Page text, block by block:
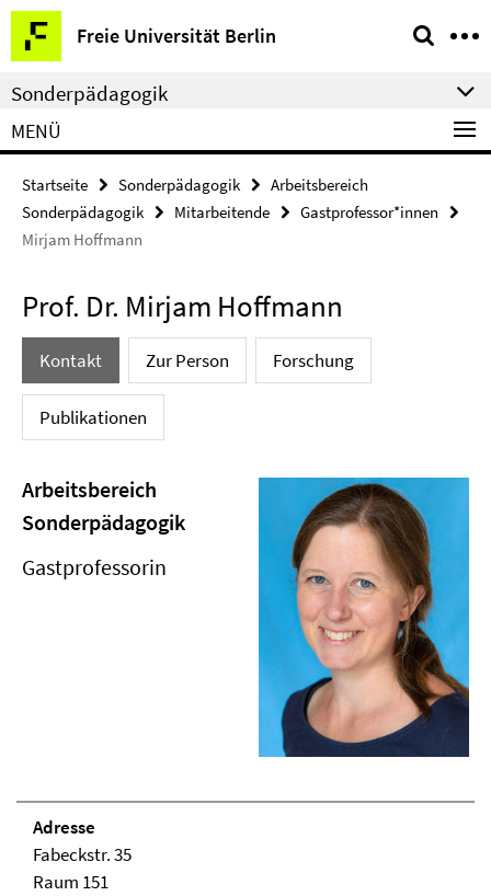
Springe
direkt
zu
Inhalt
Freie Universität Berlin
Service-
Navigation
Sonderpädagogik
MENÜ
Startseite Sonderpädagogik
Arbeitsbereich
Sonderpädagogik
Mitarbeitende
Gastprofessor*innen
Mirjam Hoffmann
Prof. Dr. Mirjam Hoffmann
Kontakt Zur Person Forschung
Publikationen
Arbeitsbereich
Sonderpädagogik
Gastprofessorin
Adresse
Fabeckstr. 35
Raum 151